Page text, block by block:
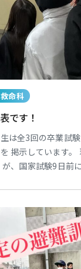
命科
です！
は全3回の卒業試験
掲示しています。
、国家試験9日前
なって 全員卒業
東海医
専門学校
東海医
専門学校
東海医
専門学校
東海医
専門学校
東海医
専門学校
東海医
専門学校
東海医
専門学校
東海医
専門学校